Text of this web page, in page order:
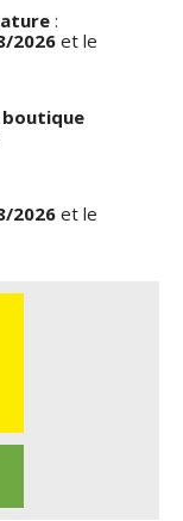
:
2026 et le
boutique
2026 et le